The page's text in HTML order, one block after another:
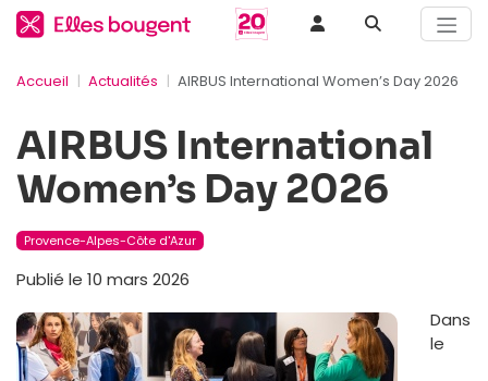
Accueil Actualités ‍AIRBUS International Women’s Day 2026
‍AIRBUS International
Women’s Day 2026
Provence-Alpes-Côte d'Azur
Publié le 10 mars 2026
Dans
le